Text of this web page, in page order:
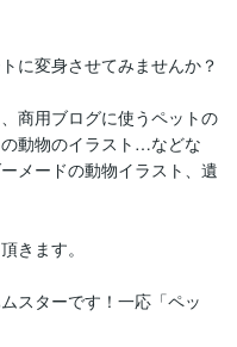
に変身させてみませんか？
商用ブログに使うペットの
動物のイラスト…などな
メードの動物イラスト、遺
きます。
スターです！一応「ペッ